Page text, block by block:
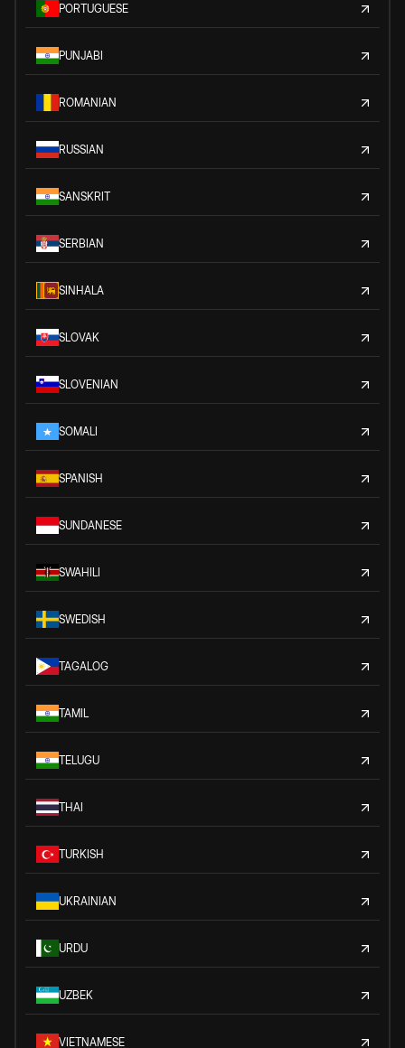
PORTUGUESE
PUNJABI
ROMANIAN
RUSSIAN
SANSKRIT
SERBIAN
SINHALA
SLOVAK
SLOVENIAN
SOMALI
SPANISH
SUNDANESE
SWAHILI
SWEDISH
TAGALOG
TAMIL
TELUGU
THAI
TURKISH
UKRAINIAN
URDU
UZBEK
VIETNAMESE